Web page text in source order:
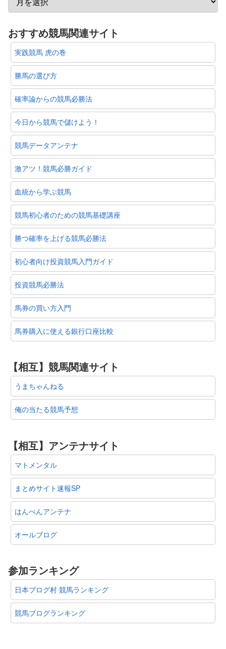
おすすめ競馬関連サイト
実践競馬 虎の巻
勝馬の選び方
確率論からの競馬必勝法
今日から競馬で儲けよう！
競馬データアンテナ
激アツ！競馬必勝ガイド
血統から学ぶ競馬
競馬初心者のための競馬基礎講座
勝つ確率を上げる競馬必勝法
初心者向け投資競馬入門ガイド
投資競馬必勝法
馬券の買い方入門
馬券購入に使える銀行口座比較
【相互】競馬関連サイト
うまちゃんねる
俺の当たる競馬予想
【相互】アンテナサイト
マトメンタル
まとめサイト速報SP
はんぺんアンテナ
オールブログ
参加ランキング
日本ブログ村 競馬ランキング
競馬ブログランキング